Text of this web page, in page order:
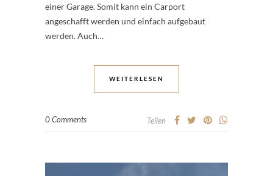
einer Garage. Somit kann ein Carport
angeschafft werden und einfach aufgebaut
werden. Auch…
WEITERLESEN
0 Comments Teilen